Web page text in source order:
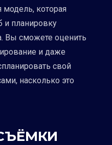
модель, которая
и планировку
Вы сможете оценить
и даже
свой
насколько это